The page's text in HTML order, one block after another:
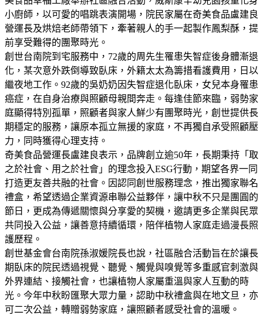
小廚師，以可愛的唱跳表演開場，院民家屬在奇美食品盧建良
營運長及烘焙老師帶領下，牽著親人的手一起製作鳳梨酥，提
前享受難得的團聚時光。
創世台南院到宅服務中，72歲的周先生罹患失智症後身體漸退
化，某次意外跌倒導致臥床，外籍太太為籌措看護費用，日以
繼夜地工作。92歲的吳奶奶因失智症退化臥床，女兒本身罹患
癌症，在自身治療與照顧母親間奔走。每逢佳節來臨，弱勢家
庭顯得特別孤單，照顧者與家人鮮少有團聚時光，創世提供長
期穩定的服務，讓原本孤立無援的家庭，不再獨自承受照顧壓
力，同時獲得心理支持。
奇美食品營運長盧建良表示，品牌創立逾50年，長期秉持「取
之於社會、用之於社會」的理念投入ESG行動，期望各界一同
打造更友善共融的社會。因認同創世服務理念，推出獨家聯名
禮盒，希望透過企業資源串聯公益夥伴，讓中秋不只是團圓的
節日，更成為傳遞關懷與分享愛的契機，邀請更多企業與民眾
共同投入公益，讓善意持續循環，陪伴植物人家庭走過漫長照
護歷程。
創世基金會台南院孫淑媛院長也說，社區融合活動旨在於讓長
期臥床的院民透過視覺、聽覺、觸覺與嗅覺等多重感官刺激與
外界連結、接觸社會，也讓植物人家屬重溫與家人互動的時
光。今年中秋盼匯聚大眾力量，認助中秋禮盒與在地文旦，亦
可二次公益，轉贈弱勢家庭，讓照顧者感受社會的溫暖。